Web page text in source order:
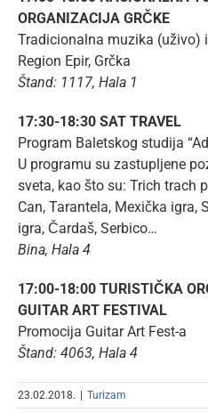
ORGANIZACIJA GRČKE
Tradicionalna muzika (uživo)
Region Epir, Grčka
Štand: 1117, Hala 1
17:30-18:30 SAT TRAVEL
Program Baletskog studija
U programu su zastupljene
sveta, kao što su: Trich trach
Can, Tarantela, Mexička igra,
igra, Čardaš, Serbico…
Bina, Hala 4
17:00-18:00 TURISTIČKA
GUITAR ART FESTIVAL
Promocija Guitar Art Fest-a
Štand: 4063, Hala 4
23.02.2018. Turizam